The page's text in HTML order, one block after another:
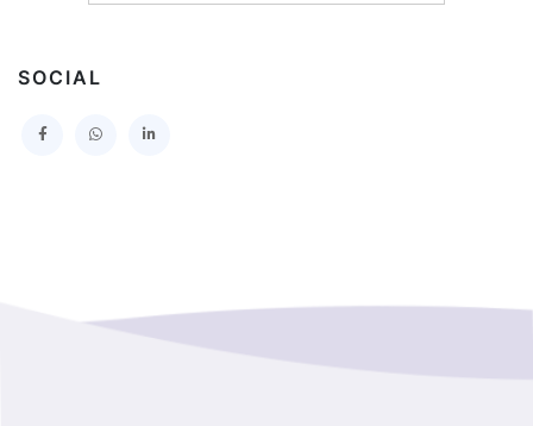
I MUNICIPALIDAD DE PROVIDENCIA
SERVICIO DE SALUD TALCAHUANO HOSPITAL DE
GOBERNACION PROVINCIAL DE TALCA
SOCIAL